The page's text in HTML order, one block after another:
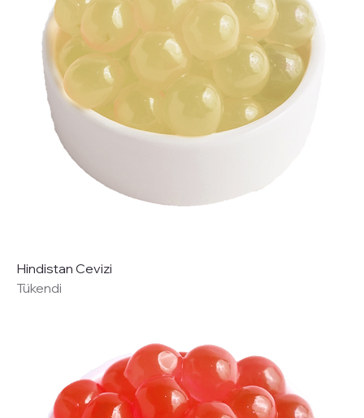
Hindistan Cevizi
Tükendi